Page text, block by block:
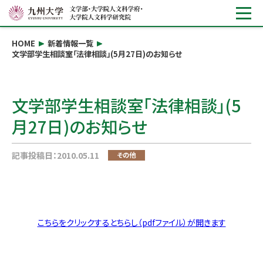
HOME
新着情報一覧
文学部学生相談室「法律相談」(5月27日)のお知らせ
文学部学生相談室「法律相談」(5
月27日)のお知らせ
記事投稿日：2010.05.11 その他
こちらをクリックするとちらし（pdfファイル）が開きます